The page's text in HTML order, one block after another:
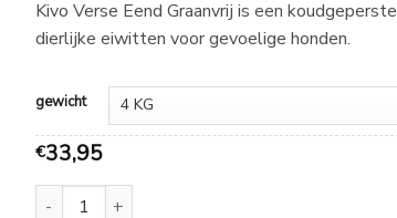
33,95
tot
Kivo Verse Eend Graanvrij is een
dierlijke eiwitten voor gevoelige honden.
gewicht
€33,95
Kivo verse eend graanvrij aantal